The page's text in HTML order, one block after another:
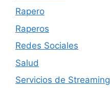
Rapero
Raperos
Redes Sociales
Salud
Servicios de Streaming